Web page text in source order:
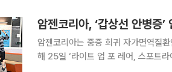
암젠코리아, ‘갑상선 안병증
암젠코리아는 중증 희귀 자가면역질
해 25일 ‘라이트 업 포 레어, 스포